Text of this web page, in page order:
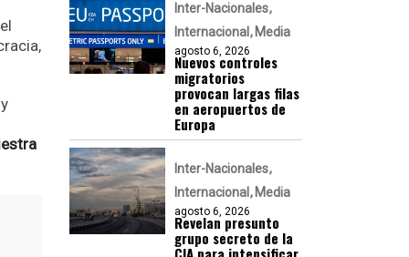
Inter-Nacionales
Internacional
Media
agosto 6, 2026
Nuevos controles
migratorios
provocan largas filas
en aeropuertos de
Europa
Inter-Nacionales
Internacional
Media
agosto 6, 2026
Revelan presunto
grupo secreto de la